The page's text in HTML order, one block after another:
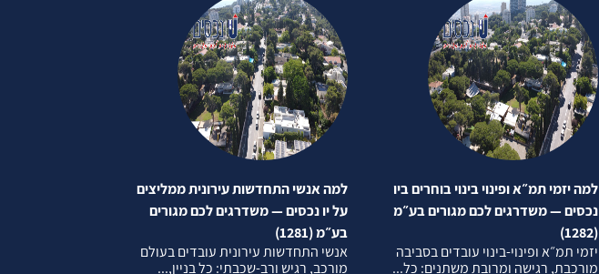
למה יזמי תמ״א ופינוי בינוי בוחרים ביו
נכסים — משדרגים לכם מגורים בע״מ
(1282)
יזמי תמ״א ופינוי‑בינוי עובדים בסביבה
מורכבת, רגישה ומרובת משתנים: כל...
למה אנשי התחדשות עירונית ממליצים
על יו נכסים — משדרגים לכם מגורים
בע״מ (1281)
אנשי התחדשות עירונית עובדים בעולם
מורכב, רגיש ורב‑שכבתי: כל בניין,...